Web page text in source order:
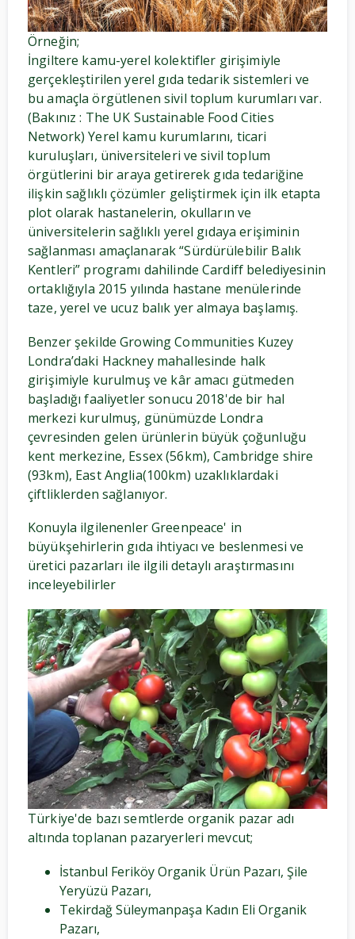
Örneğin;
İngiltere kamu-yerel kolektifler girişimiyle
gerçekleştirilen yerel gıda tedarik sistemleri ve
bu amaçla örgütlenen sivil toplum kurumları var.
(Bakınız : The UK Sustainable Food Cities
Network) Yerel kamu kurumlarını, ticari
kuruluşları, üniversiteleri ve sivil toplum
örgütlerini bir araya getirerek gıda tedariğine
ilişkin sağlıklı çözümler geliştirmek için ilk etapta
plot olarak hastanelerin, okulların ve
üniversitelerin sağlıklı yerel gıdaya erişiminin
sağlanması amaçlanarak “Sürdürülebilir Balık
Kentleri” programı dahilinde Cardiff belediyesinin
ortaklığıyla 2015 yılında hastane menülerinde
taze, yerel ve ucuz balık yer almaya başlamış.
Benzer şekilde Growing Communities Kuzey
Londra’daki Hackney mahallesinde halk
girişimiyle kurulmuş ve kâr amacı gütmeden
başladığı faaliyetler sonucu 2018'de bir hal
merkezi kurulmuş, günümüzde Londra
çevresinden gelen ürünlerin büyük çoğunluğu
kent merkezine, Essex (56km), Cambridge shire
(93km), East Anglia(100km) uzaklıklardaki
çiftliklerden sağlanıyor.
Konuyla ilgilenenler Greenpeace' in
büyükşehirlerin gıda ihtiyacı ve beslenmesi ve
üretici pazarları ile ilgili detaylı araştırmasını
inceleyebilirler
Türkiye'de bazı semtlerde organik pazar adı
altında toplanan pazaryerleri mevcut;
İstanbul Feriköy Organik Ürün Pazarı, Şile
Yeryüzü Pazarı,
Tekirdağ Süleymanpaşa Kadın Eli Organik
Pazarı,